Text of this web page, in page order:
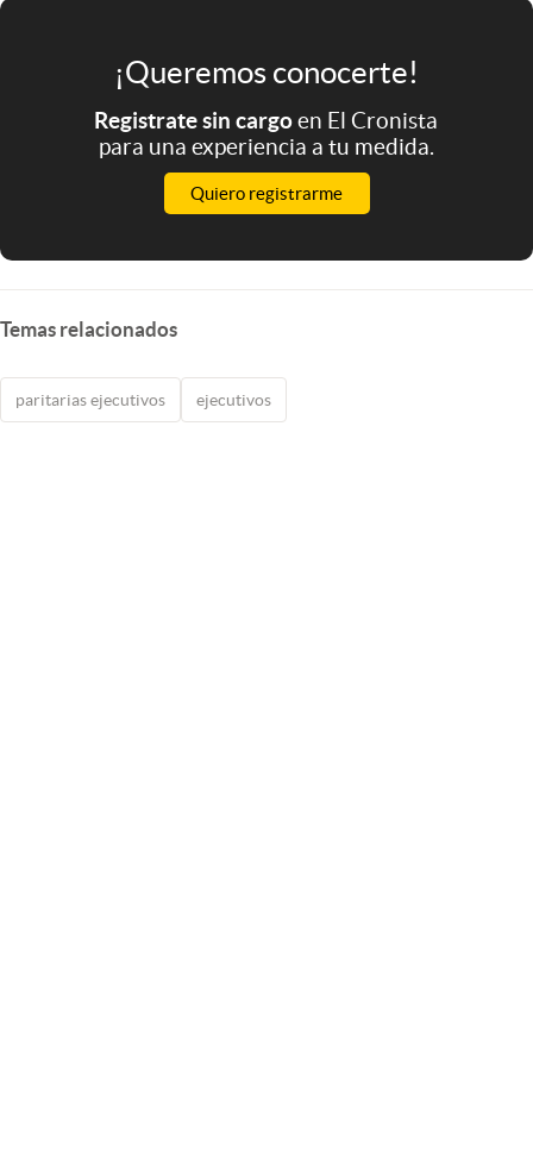
¡Queremos conocerte!
Registrate sin cargoen El Cronista
para una experiencia a tu medida.
Quiero registrarme
Temas relacionados
paritarias ejecutivos ejecutivos